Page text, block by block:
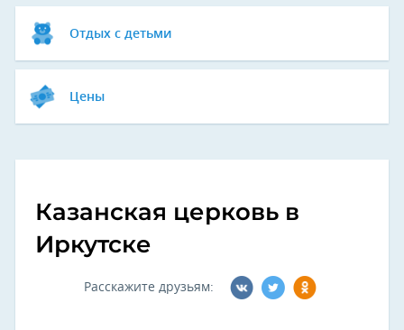
Отдых с детьми
Цены
Казанская церковь в
Иркутске
Расскажите друзьям: